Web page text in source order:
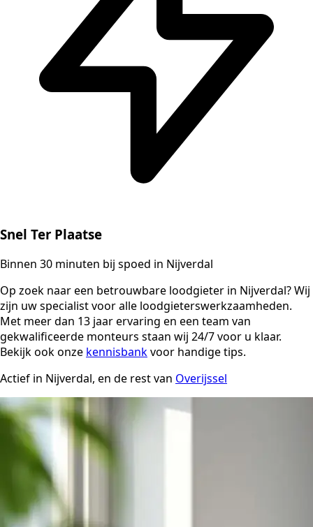
Snel Ter Plaatse
Binnen 30 minuten bij spoed in Nijverdal
Op zoek naar een betrouwbare loodgieter in Nijverdal? Wij
zijn uw specialist voor alle loodgieterswerkzaamheden.
Met meer dan 13 jaar ervaring en een team van
gekwalificeerde monteurs staan wij 24/7 voor u klaar.
Bekijk ook onze kennisbankvoor handige tips.
Actief in Nijverdal, en de rest van Overijssel